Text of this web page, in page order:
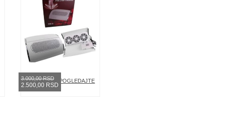
POGLEDAJTE
3.000,00 RSD
2.500,00 RSD